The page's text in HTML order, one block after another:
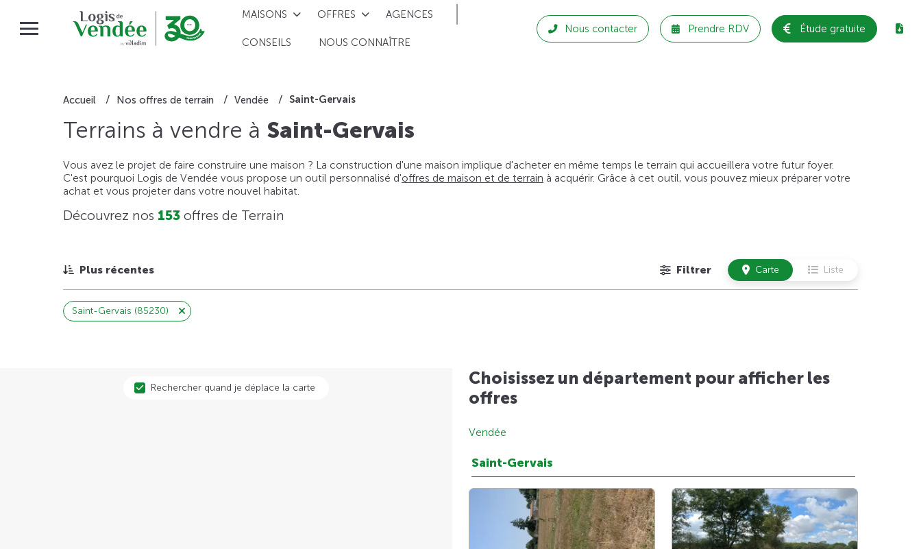
MAISONS OFFRES AGENCES
CONSEILS NOUS CONNAÎTRE
Nous contacter Prendre RDV Étude gratuite
Accueil Nos offres de terrain Vendée Saint-Gervais
Terrains à vendre à Saint-Gervais
Vous avez le projet de faire construire une maison ? La construction d'une maison implique d'acheter en même temps le terrain qui accueillera votre futur foyer.
C'est pourquoi Logis de Vendée vous propose un outil personnalisé d'offres de maison et de terrain à acquérir. Grâce à cet outil, vous pouvez mieux préparer votre
achat et vous projeter dans votre nouvel habitat.
Découvrez nos 153 offres de Terrain
Plus récentes Filtrer Carte Liste
Saint-Gervais (85230)
Rechercher quand je déplace la carte
Choisissez un département pour afficher les
offres
Vendée
Saint-Gervais